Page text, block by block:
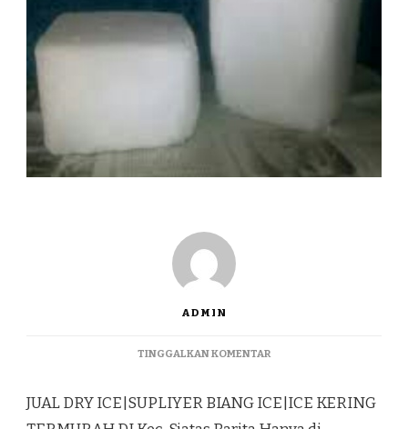
ADMIN
TINGGALKAN KOMENTARPADA
ICE|SUPLIYER
BIANG
JUAL DRY ICE|SUPLIYER BIANG ICE|ICE KERING